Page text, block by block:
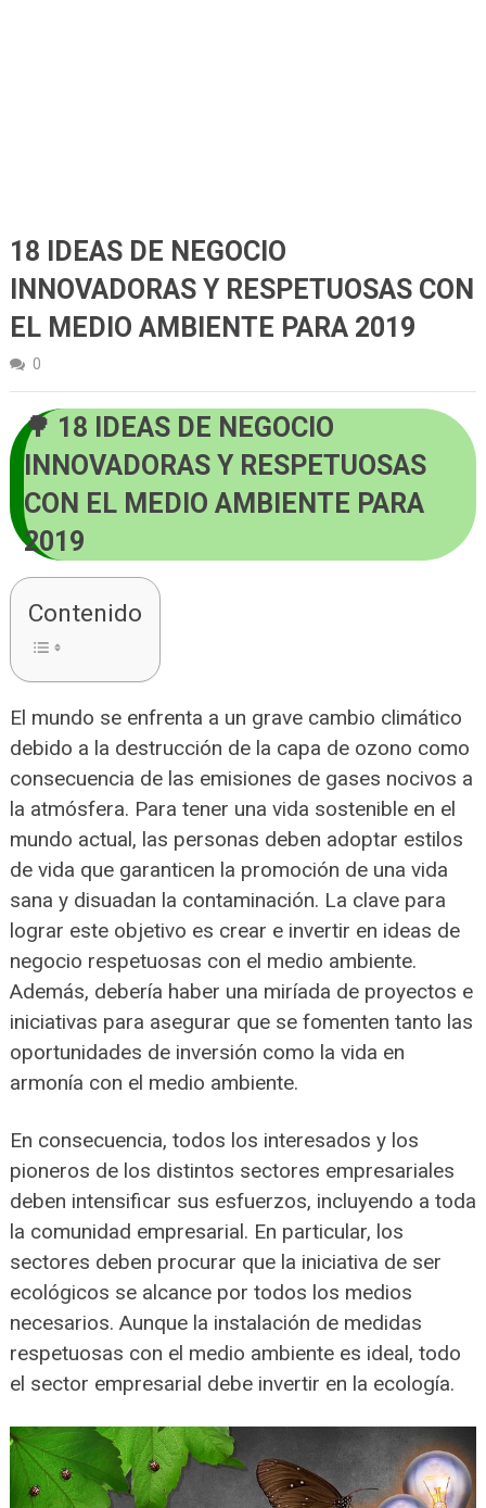
18 IDEAS DE NEGOCIO
INNOVADORAS Y RESPETUOSAS CON
EL MEDIO AMBIENTE PARA 2019
0
18 IDEAS DE NEGOCIO
INNOVADORAS Y RESPETUOSAS
CON EL MEDIO AMBIENTE PARA
2019
Contenido
El mundo se enfrenta a un grave cambio climático
debido a la destrucción de la capa de ozono como
consecuencia de las emisiones de gases nocivos a
la atmósfera. Para tener una vida sostenible en el
mundo actual, las personas deben adoptar estilos
de vida que garanticen la promoción de una vida
sana y disuadan la contaminación. La clave para
lograr este objetivo es crear e invertir en ideas de
negocio respetuosas con el medio ambiente.
Además, debería haber una miríada de proyectos e
iniciativas para asegurar que se fomenten tanto las
oportunidades de inversión como la vida en
armonía con el medio ambiente.
En consecuencia, todos los interesados y los
pioneros de los distintos sectores empresariales
deben intensificar sus esfuerzos, incluyendo a toda
la comunidad empresarial. En particular, los
sectores deben procurar que la iniciativa de ser
ecológicos se alcance por todos los medios
necesarios. Aunque la instalación de medidas
respetuosas con el medio ambiente es ideal, todo
el sector empresarial debe invertir en la ecología.